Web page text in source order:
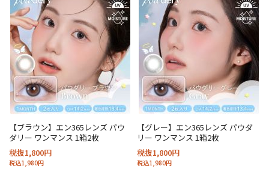
【ブラウン】エン365レンズ パウ
ダリー ワンマンス 1箱2枚
税抜1,800円
税込1,980円
【グレー】エン365レンズ パウダ
リー ワンマンス 1箱2枚
税抜1,800円
税込1,980円